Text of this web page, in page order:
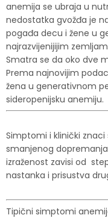
anemija se ubraja u
nedostatka gvožđa je
pogađa decu i žene u
najrazvijenijijim
Smatra se da oko dve
Prema najnovijim
žena u generativnom
sideropenijsku anemiju.
Simptomi i klinički
smanjenog
izraženost zavisi od
nastanka i prisustva
Tipični simptomi